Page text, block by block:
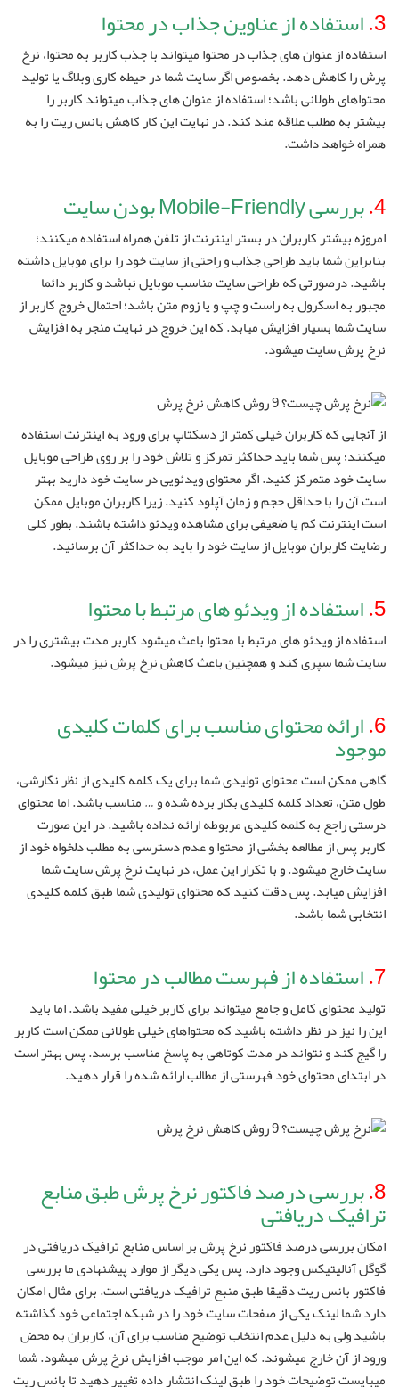
3. استفاده از عناوین جذاب در محتوا
استفاده از عنوان های جذاب در محتوا میتواند با جذب کاربر به محتوا، نرخ
پرش را کاهش دهد. بخصوص اگر سایت شما در حیطه کاری وبلاگ یا تولید
محتواهای طولانی باشد؛ استفاده از عنوان های جذاب میتواند کاربر را
بیشتر به مطلب علاقه مند کند. در نهایت این کار کاهش بانس ریت را به
همراه خواهد داشت.
4. بررسی Mobile-Friendly بودن سایت
امروزه بیشتر کاربران در بستر اینترنت از تلفن همراه استفاده میکنند؛
بنابراین شما باید طراحی جذاب و راحتی از سایت خود را برای موبایل داشته
باشید. درصورتی که طراحی سایت مناسب موبایل نباشد و کاربر دائما
مجبور به اسکرول به راست و چپ و یا زوم متن باشد؛ احتمال خروج کاربر از
سایت شما بسیار افزایش میابد. که این خروج در نهایت منجر به افزایش
نرخ پرش سایت میشود.
از آنجایی که کاربران خیلی کمتر از دسکتاپ برای ورود به اینترنت استفاده
میکنند؛ پس شما باید حداکثر تمرکز و تلاش خود را بر روی طراحی موبایل
سایت خود متمرکز کنید. اگر محتوای ویدئویی در سایت خود دارید بهتر
است آن را با حداقل حجم و زمان آپلود کنید. زیرا کاربران موبایل ممکن
است اینترنت کم یا ضعیفی برای مشاهده ویدئو داشته باشند. بطور کلی
رضایت کاربران موبایل از سایت خود را باید به حداکثر آن برسانید.
5. استفاده از ویدئو های مرتبط با محتوا
استفاده از ویدئو های مرتبط با محتوا باعث میشود کاربر مدت بیشتری را در
سایت شما سپری کند و همچنین باعث کاهش نرخ پرش نیز میشود.
6. ارائه محتوای مناسب برای کلمات کلیدی
موجود
گاهی ممکن است محتوای تولیدی شما برای یک کلمه کلیدی از نظر نگارشی،
طول متن، تعداد کلمه کلیدی بکار برده شده و … مناسب باشد. اما محتوای
درستی راجع به کلمه کلیدی مربوطه ارائه نداده باشید. در این صورت
کاربر پس از مطالعه بخشی از محتوا و عدم دسترسی به مطلب دلخواه خود از
سایت خارج میشود. و با تکرار این عمل، در نهایت نرخ پرش سایت شما
افزایش میابد. پس دقت کنید که محتوای تولیدی شما طبق کلمه کلیدی
انتخابی شما باشد.
7. استفاده از فهرست مطالب در محتوا
تولید محتوای کامل و جامع میتواند برای کاربر خیلی مفید باشد. اما باید
این را نیز در نظر داشته باشید که محتواهای خیلی طولانی ممکن است کاربر
را گیج کند و نتواند در مدت کوتاهی به پاسخ مناسب برسد. پس بهتر است
در ابتدای محتوای خود فهرستی از مطالب ارائه شده را قرار دهید.
8. بررسی درصد فاکتور نرخ پرش طبق منابع
ترافیک دریافتی
امکان بررسی درصد فاکتور نرخ پرش بر اساس منابع ترافیک دریافتی در
گوگل آنالیتیکس وجود دارد. پس یکی دیگر از موارد پیشنهادی ما بررسی
فاکتور بانس ریت دقیقا طبق منبع ترافیک دریافتی است. برای مثال امکان
دارد شما لینک یکی از صفحات سایت خود را در شبکه اجتماعی خود گذاشته
باشید ولی به دلیل عدم انتخاب توضیح مناسب برای آن، کاربران به محض
ورود از آن خارج میشوند. که این امر موجب افزایش نرخ پرش میشود. شما
میبایست توضیحات خود را طبق لینک انتشار داده تغییر دهید تا بانس ریت